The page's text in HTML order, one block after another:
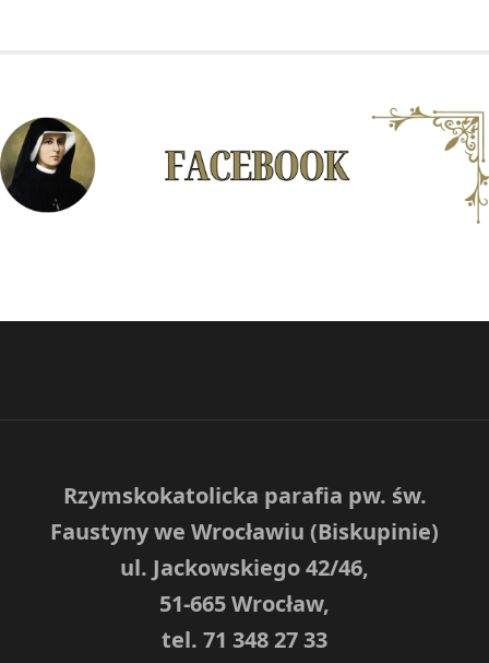
Rzymskokatolicka parafia pw. św.
Faustyny we Wrocławiu (Biskupinie)
ul. Jackowskiego 42/46,
51-665 Wrocław,
tel. 71 348 27 33